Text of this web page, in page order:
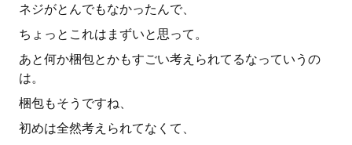
ネジがとんでもなかったんで、
ちょっとこれはまずいと思って。
あと何か梱包とかもすごい考えられてるなっていうの
は。
梱包もそうですね、
初めは全然考えられてなくて、